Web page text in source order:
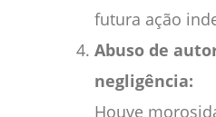
futura ação
Abuso de
negligência:
Houve